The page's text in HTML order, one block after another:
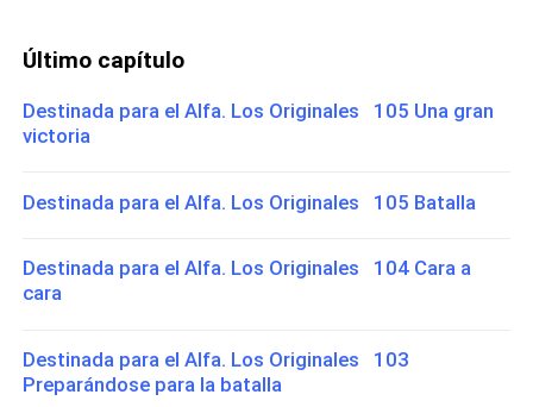
Último capítulo
Destinada para el Alfa. Los Originales 105 Una gran
victoria
Destinada para el Alfa. Los Originales 105 Batalla
Destinada para el Alfa. Los Originales 104 Cara a
cara
Destinada para el Alfa. Los Originales 103
Preparándose para la batalla